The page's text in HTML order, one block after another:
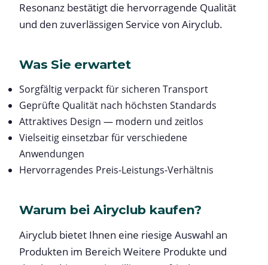
Resonanz bestätigt die hervorragende Qualität
und den zuverlässigen Service von Airyclub.
Was Sie erwartet
Sorgfältig verpackt für sicheren Transport
Geprüfte Qualität nach höchsten Standards
Attraktives Design — modern und zeitlos
Vielseitig einsetzbar für verschiedene
Anwendungen
Hervorragendes Preis-Leistungs-Verhältnis
Warum bei Airyclub kaufen?
Airyclub bietet Ihnen eine riesige Auswahl an
Produkten im Bereich Weitere Produkte und